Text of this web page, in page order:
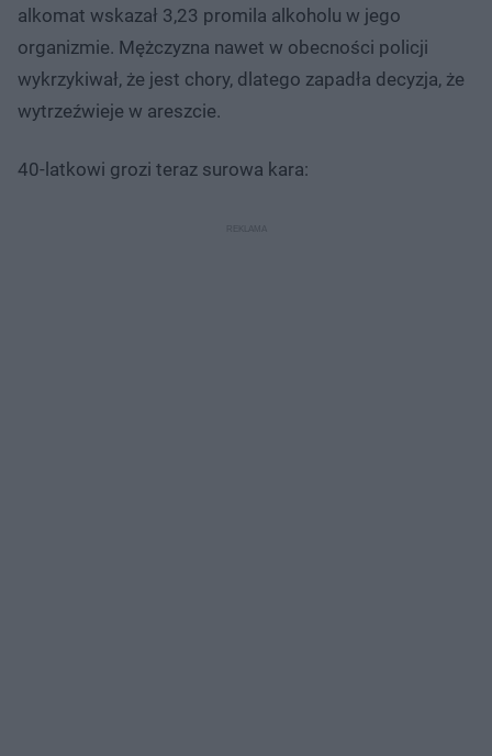
alkomat wskazał 3,23 promila alkoholu w jego
organizmie. Mężczyzna nawet w obecności policji
wykrzykiwał, że jest chory, dlatego zapadła decyzja, że
wytrzeźwieje w areszcie.
40-latkowi grozi teraz surowa kara: